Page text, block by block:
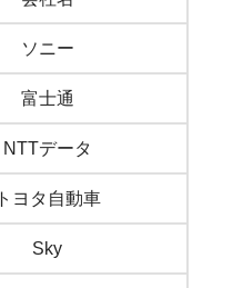
ソニー
富士通
NTTデータ
トヨタ自動車
Sky